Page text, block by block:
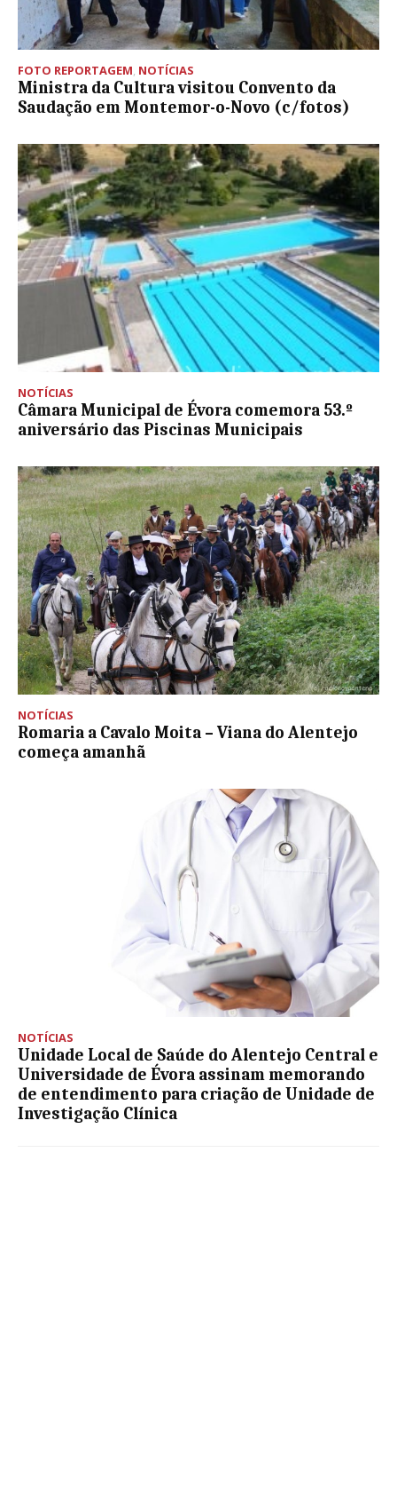
FOTO REPORTAGEM, NOTÍCIAS
Ministra da Cultura visitou Convento da
Saudação em Montemor-o-Novo (c/fotos)
NOTÍCIAS
Câmara Municipal de Évora comemora 53.º
aniversário das Piscinas Municipais
NOTÍCIAS
Romaria a Cavalo Moita – Viana do Alentejo
começa amanhã
NOTÍCIAS
Unidade Local de Saúde do Alentejo Central e
Universidade de Évora assinam memorando
de entendimento para criação de Unidade de
Investigação Clínica